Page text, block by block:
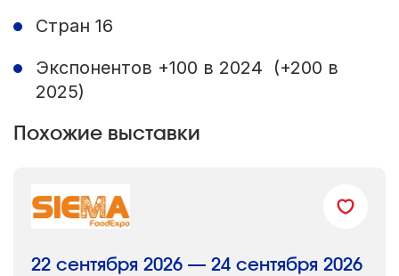
Стран 16
Экспонентов +100 в 2024 (+200 в
2025)
Похожие выставки
22 сентября 2026 — 24 сентября 2026